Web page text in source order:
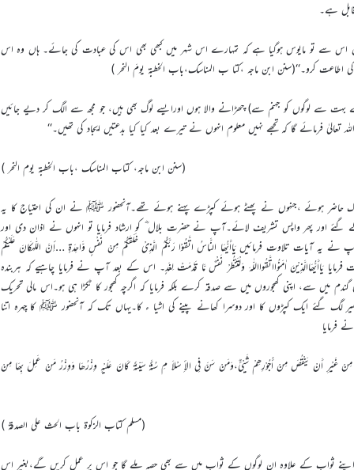
ہے۔
اس سے تو مایوس ہوگیا ہے کہ تمہارے اس شہر میں کبھی بھی اس کی عبادت کی جائے۔ ہاں وہ اس
کرو۔‘‘(سنن ابن ماجہ ،کتا ب المناسک،باب الخطبۃ یومَ النحر )
سے بہت سے لوگوں کو جہنم سے) چھڑانے والا ہوں اورایسے لوگ بھی ہیں، جو مجھ سے الگ کر دیے جائیں
فرمائے گا کہ تجھے نہیں معلوم انہوں نے تیرے بعد کیا کیا بدعتیں ایجاد کی تھیں۔‘‘
(سنن ابن ماجہ، کتاب المناسک ،باب الخطبۃ یوم النحر )
حاضر ہوئے ،جنہوں نے پھٹے ہوئے کپڑے پہنے ہوئے تھے۔آنحضور ﷺ نے ان کی احتیاج کا یہ
گئے اور پھر واپس تشریف لائے۔آپ نے حضرت بلال ؓ کو ارشاد فرمایا تو انہوں نے اذان دی اور
یہ آیات تلاوت فرمائیں یَاأَیُّھَا النَّاسُ اتَّقُوْا رَبَّکُمُ الَّذِیْ خَلَقَکُمْ مِنْ نَفْسٍ وَّاحِدَۃٍ …أِنَّ اللّٰہکَانَ عَلَیْکُمْ
یَاأَیُّھَاالَّذِیْنَ اٰمَنُوااتَّقُوااللّٰہَ وَلْتَنْظُرْ نَفْسٌ مَّا قَدَّمَتْ لِغَدٍ۔ اس کے بعد آپ نے فرمایا چاہیے کہ ہربندہ
میں سے، اپنی کھجوروں میں سے صدقہ کرے بلکہ فرمایا کہ اگرچہ کھجور کا ٹکڑا ہی ہو۔اس مالی تحریک
لگ گئے ایک کپڑوں کا اور دوسرا کھانے پینے کی اشیا ء کا۔یہاں تک کہ آنحضور ﷺ کا چہرہ اتنا
فرمایا
مِنْ غَیْرِ أَنْ یَنْقُصَ مِنْ أُجُوْرِھِمْ شَیْئٌ،وَمَنْ سَنَّ فِی الأِ سْلاَ مِ سُنَّۃً سَیِّئَۃً کَانَ عَلَیْہِ وِزْرُھَا وَوِزْرُ مَنْ عَمِلَ بِھَا مِنْ
(مسلم کتاب الزکوۃ باب الحث علی الصدقۃ )
اپنے ثواب کے علاوہ ان لوگوں کے ثواب میں سے بھی حصہ ملے گا جو اس پر عمل کریں گے،بغیر اس